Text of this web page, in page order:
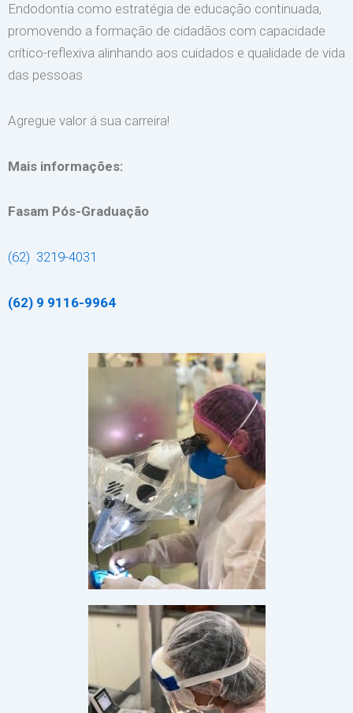
Endodontia como estratégia de educação continuada,
promovendo a formação de cidadãos com capacidade
crítico-reflexiva alinhando aos cuidados e qualidade de vida
das pessoas
Agregue valor á sua carreira!
Mais informações:
Fasam Pós-Graduação
(62) 3219-4031
(62) 9 9116-9964